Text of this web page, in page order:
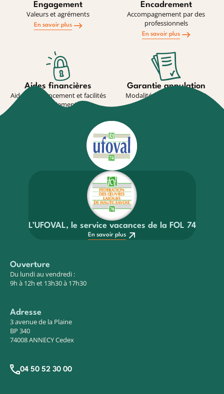
Engagement
Valeurs et agréments
En savoir plus
Encadrement
Accompagnement par des
professionnels
En savoir plus
Aides financières
Aides au financement et facilités
de paiement
Garantie annulation
Modalité de souscription et
L’UFOVAL, le service vacances de la FOL 74
En savoir plus
Ouverture
Du lundi au vendredi :
9h à 12h et 13h30 à 17h30
Adresse
3 avenue de la Plaine
BP 340
74008 ANNECY Cedex
04 50 52 30 00